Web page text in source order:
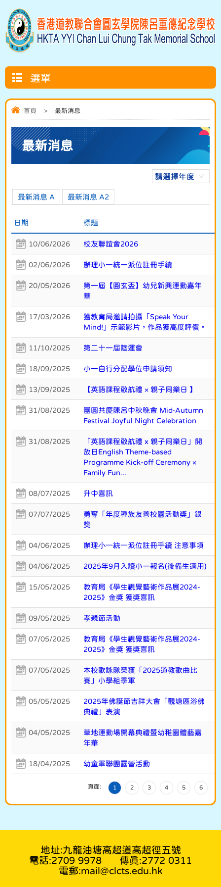
選單
首頁 > 最新消息
最新消息
請選擇年度
最新消息 A 最新消息 A2
日期 標題
10/06/2026 校友聯誼會2026
02/06/2026 辦理小一統一派位註冊手續
20/05/2026
第一屆【圓玄盃】幼兒新興運動嘉年
華
17/03/2026
獲教育局邀請拍攝「Speak Your
Mind!」示範影片，作品獲高度評價。
11/10/2025 第二十一屆陸運會
18/09/2025 小一自行分配學位申請須知
13/09/2025 【英語課程啟航禮 × 親子同樂日 】
31/08/2025
團圓共慶陳呂中秋晚會 Mid-Autumn
Festival Joyful Night Celebration
31/08/2025
「英語課程啟航禮 x 親子同樂日」開
放日English Theme-based
Programme Kick-off Ceremony ×
Family Fun...
08/07/2025 升中喜訊
07/07/2025
勇奪「年度種族友善校園活動獎」銀
獎
04/06/2025 辦理⼩⼀統⼀派位註冊⼿續 注意事項
04/06/2025 2025年9月入讀小一報名(後備生適用)
15/05/2025
教育局《學生視覺藝術作品展2024-
2025》金獎 獲獎喜訊
09/05/2025 孝親節活動
07/05/2025
教育局《學生視覺藝術作品展2024-
2025》金獎 獲獎喜訊
07/05/2025
本校歌詠隊榮獲「2025道教歌曲比
賽」小學組季軍
05/05/2025
2025年佛誕節吉祥大會「觀塘區浴佛
典禮」表演
04/05/2025
草地運動場開幕典禮暨幼稚園體藝嘉
年華
18/04/2025 幼童軍聯團露營活動
頁面: 1 2 3 4 5 6
地址:九龍油塘高超道高超徑五號
電話:2709 9978
傳真:2772 0311
電郵:mail@clcts.edu.hk